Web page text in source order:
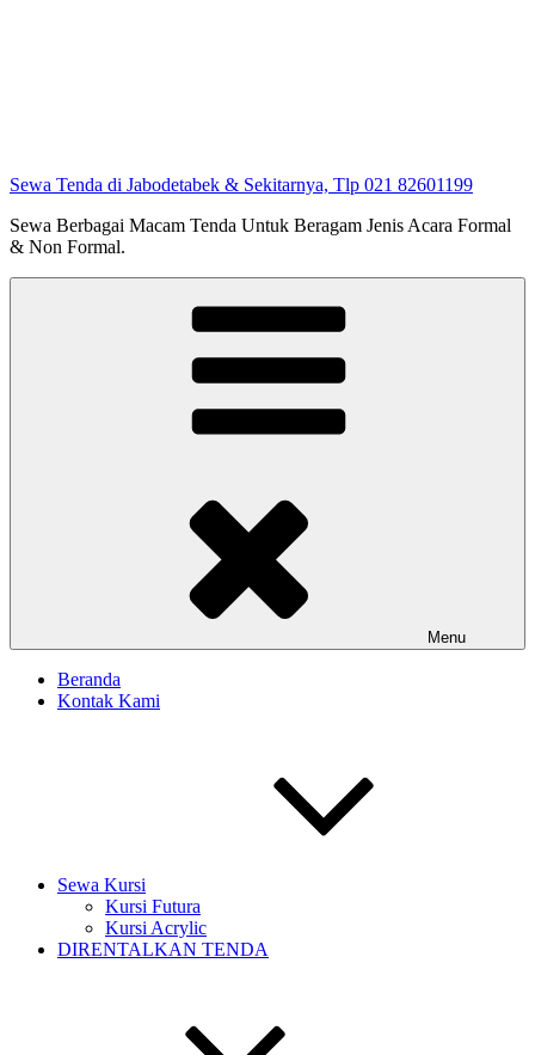
Sewa Tenda di Jabodetabek & Sekitarnya, Tlp 021 82601199
Sewa Berbagai Macam Tenda Untuk Beragam Jenis Acara Formal
& Non Formal.
Menu
Beranda
Kontak Kami
Sewa Kursi
Kursi Futura
Kursi Acrylic
DIRENTALKAN TENDA